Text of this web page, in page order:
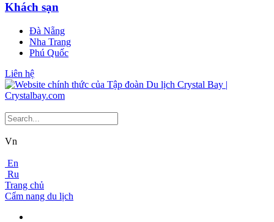
Khách sạn
Đà Nẵng
Nha Trang
Phú Quốc
Liên hệ
Vn
En
Ru
Trang chủ
Cẩm nang du lịch